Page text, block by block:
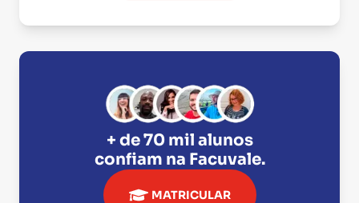
+ de 70 mil alunos
confiam na Facuvale.
MATRICULAR